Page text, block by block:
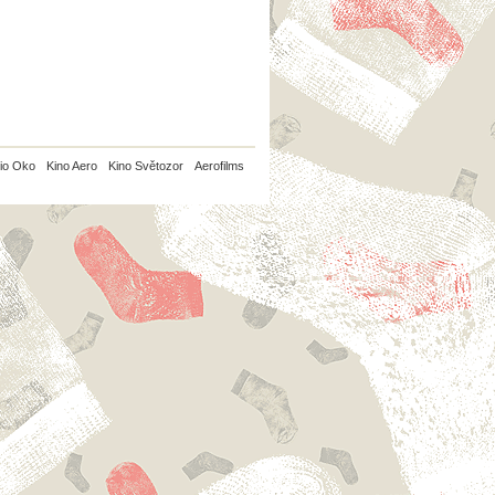
Oko Kino Aero Kino Světozor Aerofilms